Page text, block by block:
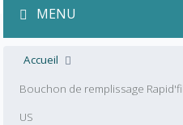
MENU
Accueil
Bouchon de remplissage
US